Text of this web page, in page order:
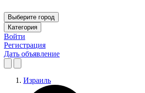
Выберите город
Категория
Войти
Регистрация
Дать объявление
Израиль